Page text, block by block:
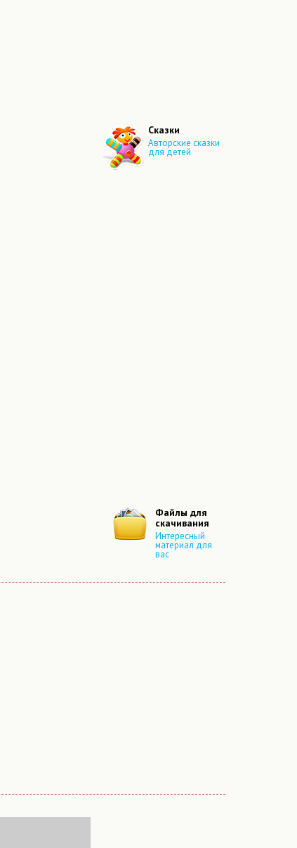
Сказки
Авторские сказки
для детей
Файлы для
скачивания
Интересный
материал для
вас